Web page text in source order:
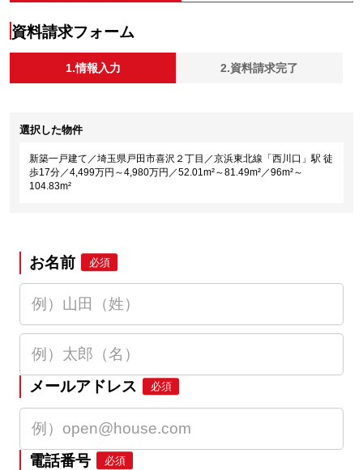
資料請求フォーム
1.情報入力 2.資料請求完了
選択した物件
新築一戸建て／埼玉県戸田市喜沢２丁目／京浜東北線「西川口」駅 徒
歩17分／4,499万円～4,980万円／52.01m²～81.49m²／96m²～
104.83m²
お名前 必須
メールアドレス 必須
電話番号 必須